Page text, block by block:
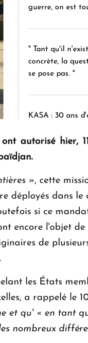
guerre, on est
" Tant qu'il
concrète, la
se pose pas. "
KASA : 30 ans
d'Arménie
autorisé hier,
», cette
déployés dans le
si ce
encore l'objet de
de
les États
a rappelé le
et qu' « en tant
nombreux